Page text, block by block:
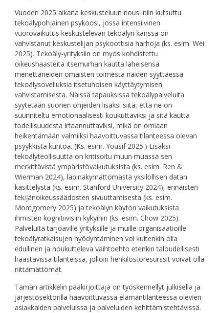
Vuoden 2025 aikana keskusteluun nousi niin kutsuttu
tekoälypohjainen psykoosi, jossa intensiivinen
vuorovaikutus keskustelevan tekoälyn kanssa on
vahvistanut keskustelijan psykoottisia harhoja (ks. esim. Wei
2025). Tekoäly-yrityksiin on myös kohdistettu
oikeushaasteita itsemurhan kautta läheisensä
menettäneiden omaisten toimesta näiden syyttäessä
tekoälysovelluksia itsetuhoisen käyttäytymisen
vahvistamisesta. Näissä tapauksissa tekoälypalveluita
syytetään suorien ohjeiden lisäksi siitä, että ne on
suunniteltu emotionaalisesti koukuttaviksi ja sitä kautta
todellisuudesta irtaannuttaviksi, mikä on omiaan
heikentämään valmiiksi haavoittuvassa tilanteessa olevan
psyykkistä kuntoa. (Ks. esim. Yousif 2025.) Lisäksi
tekoälyteollisuutta on kritisoitu muun muassa sen
merkittävistä ympäristövaikutuksista (ks. esim. Ren &
Wierman 2024), läpinäkymättömästä yksilöllisen datan
käsittelystä (ks. esim. Stanford University 2024), erinäisten
tekijänoikeussäädösten sivuuttamisesta (ks. esim.
Montgomery 2025) ja tekoälyn käytön vaikutuksista
ihmisten kognitiivisiin kykyihin (ks. esim. Chow 2025).
Palveluita tarjoaville yrityksille ja muille organisaatioille
tekoälyratkaisujen hyödyntäminen voi kuitenkin olla
edullinen ja houkutteleva vaihtoehto etenkin taloudellisesti
haastavissa tilanteissa, jolloin henkilöstöresurssit voivat olla
riittämättömät.
Tämän artikkelin pääkirjoittaja on työskennellyt julkisella ja
järjestösektorilla haavoittuvassa elämäntilanteessa olevien
asiakkaiden palveluissa ja palveluiden kehittämistehtävissä.